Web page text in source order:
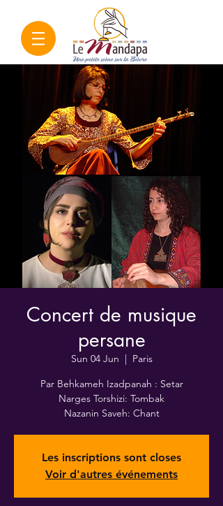
Concert de musique
persane
Sun 04 Jun
  |
Paris
Par Behkameh Izadpanah : Setar
Narges Torshizi: Tombak
Nazanin Saveh: Chant
Les inscriptions sont closes
Voir d'autres événements